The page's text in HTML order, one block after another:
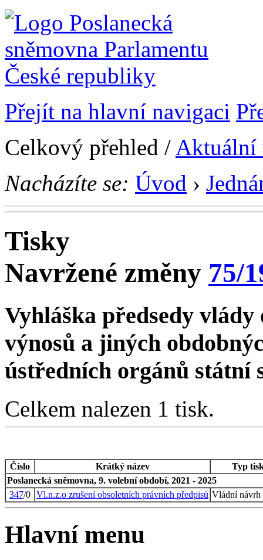
Přejít na hlavní navigaci
Celkový přehled / Aktuální
Nacházíte se: Úvod ›
Tisky
Navržené změny 75/
Vyhláška předsedy
výnosů a jiných
ústředních orgánů státní
Celkem nalezen 1 tisk.
Číslo Krátký název
Typ
Poslanecká sněmovna, 9. volební období, 2021 - 2025
347/0 Vl.n.z.o zrušení obsoletních právních předpisů Vládní návrh
Hlavní menu